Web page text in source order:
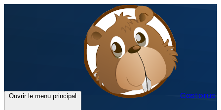
Ouvrir le menu principal Castorus